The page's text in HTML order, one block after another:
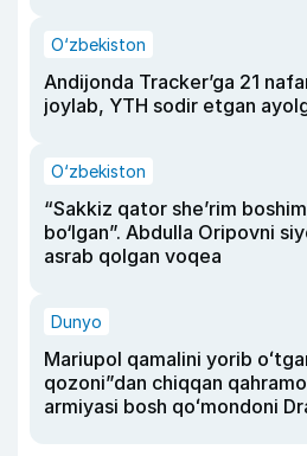
O‘zbekiston
Andijonda Tracker’ga 21
joylab, YTH sodir etgan
O‘zbekiston
“Sakkiz qator she’rim
bo‘lgan”. Abdulla Oripovni
asrab qolgan voqea
Dunyo
Mariupol qamalini yorib
qozoni”dan chiqqan
armiyasi bosh qoʻmondoni